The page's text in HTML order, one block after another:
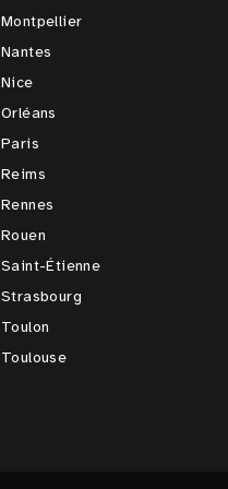
Montpellier
Nantes
Nice
Orléans
Paris
Reims
Rennes
Rouen
Saint-Étienne
Strasbourg
Toulon
Toulouse